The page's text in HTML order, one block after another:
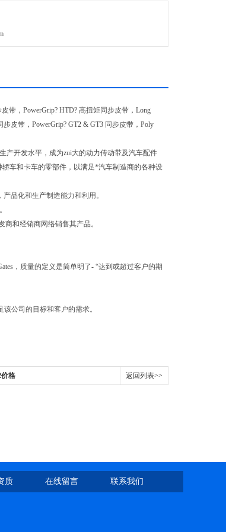
带，PowerGrip? HTD? 高扭矩同步皮带，Long
皮带，PowerGrip? GT2 & GT3 同步皮带，Poly
产开发水平，成为zui大的动力传动带及汽车配件
车和卡车的零部件，以满足*汽车制造商的各种设
品化和生产制造能力和利用。
商和经销商网络销售其产品。
，质量的定义是简单明了- “达到或超过客户的期
公司的目标和客户的需求。
价格 返回列表>>
质 在线留言 联系我们